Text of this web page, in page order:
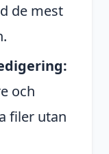
de mest
och
filer utan